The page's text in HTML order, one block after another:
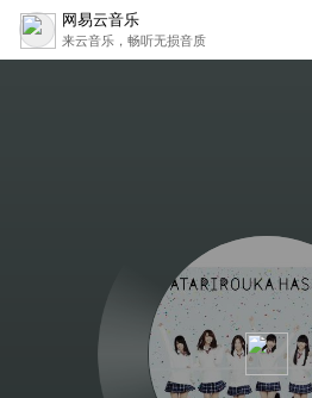
网易云音乐
来云音乐，畅听无损音质